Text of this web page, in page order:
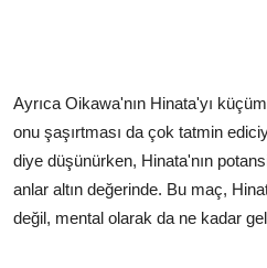
Ayrıca Oikawa'nın Hinata'yı
onu şaşırtması da çok tatmin
diye düşünürken, Hinata'nın
anlar altın değerinde. Bu maç,
değil, mental olarak da ne kadar